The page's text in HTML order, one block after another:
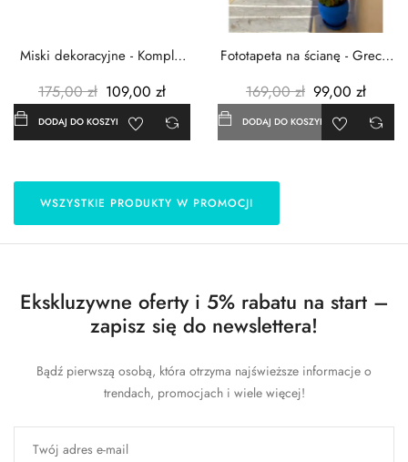
Miski dekoracyjne - Komplet
175,00 zł 109,00 zł
DODAJ DO KOSZYKA
Fototapeta na ścianę - Grecja
169,00 zł 99,00 zł
DODAJ DO KOSZYKA
WSZYSTKIE PRODUKTY W PROMOCJI
Ekskluzywne oferty i 5% rabatu na start –
zapisz się do newslettera!
Bądź pierwszą osobą, która otrzyma najświeższe informacje o
trendach, promocjach i wiele więcej!